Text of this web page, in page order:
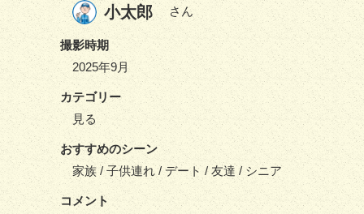
小太郎 さん
撮影時期
2025年9月
カテゴリー
見る
おすすめのシーン
家族 / 子供連れ / デート / 友達 / シニア
コメント